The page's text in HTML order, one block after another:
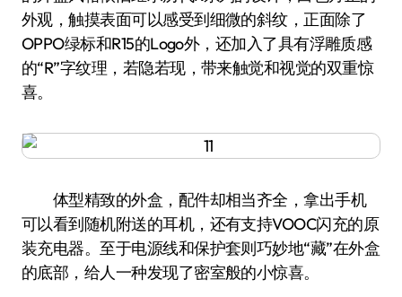
外观，触摸表面可以感受到细微的斜纹，正面除了
OPPO绿标和R15的Logo外，还加入了具有浮雕质感
的“R”字纹理，若隐若现，带来触觉和视觉的双重惊
喜。
体型精致的外盒，配件却相当齐全，拿出手机
可以看到随机附送的耳机，还有支持VOOC闪充的原
装充电器。至于电源线和保护套则巧妙地“藏”在外盒
的底部，给人一种发现了密室般的小惊喜。